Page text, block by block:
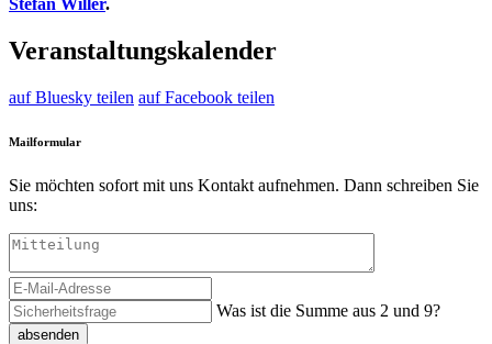
Veranstaltungskalender
auf Bluesky teilen auf Facebook teilen
Mailformular
Sie möchten sofort mit uns Kontakt aufnehmen. Dann schreiben Sie
uns:
Was ist die Summe aus 2 und 9?
absenden